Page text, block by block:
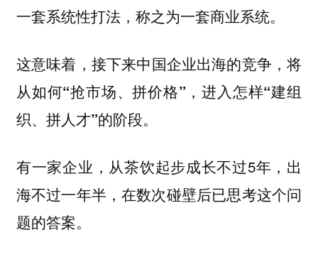
一套系统性打法，称之为一套商业系统。
这意味着， 接下来中国企业出海的竞争，将
从如何“抢市场、拼价格”，进入怎样“建组
织、拼人才”的阶段。
有一家企业，从茶饮起步成长不过5年，出
海不过一年半，在数次碰壁后已思考这个问
题的答案。